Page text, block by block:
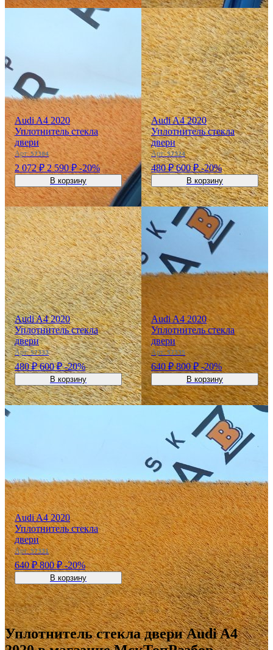
‹ ›
OEM: 8W0837431
‹ ›
OEM: 8W5839432
Audi A4 2020
Уплотнитель стекла
двери
Арт:57384
2 072 ₽2 590 ₽-20%
В корзину
Audi A4 2020
Уплотнитель стекла
двери
Арт:57324
480 ₽600 ₽-20%
В корзину
Audi A4 2020
Уплотнитель стекла
двери
Арт:57333
480 ₽600 ₽-20%
В корзину
Audi A4 2020
Уплотнитель стекла
двери
Арт:57335
640 ₽800 ₽-20%
В корзину
Audi A4 2020
Уплотнитель стекла
двери
Арт:57331
640 ₽800 ₽-20%
В корзину
Уплотнитель стекла двери Audi A4